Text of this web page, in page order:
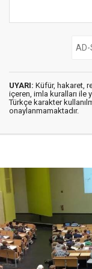
UYARI: Küfür, hakaret,
içeren, imla kuralları ile
Türkçe karakter
onaylanmamaktadır.